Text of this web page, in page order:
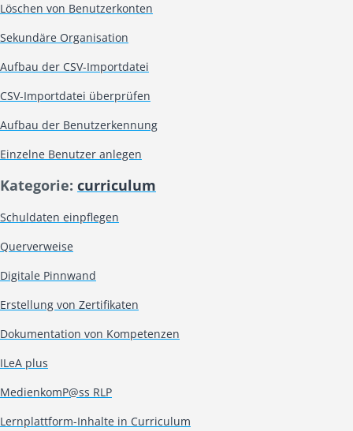
Löschen von Benutzerkonten
Sekundäre Organisation
Aufbau der CSV-Importdatei
CSV-Importdatei überprüfen
Aufbau der Benutzerkennung
Einzelne Benutzer anlegen
Kategorie: curriculum
Schuldaten einpflegen
Querverweise
Digitale Pinnwand
Erstellung von Zertifikaten
Dokumentation von Kompetenzen
ILeA plus
MedienkomP@ss RLP
Lernplattform-Inhalte in Curriculum